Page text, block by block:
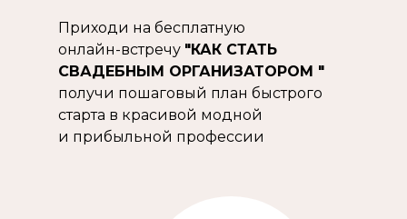
Приходи на бесплатную
онлайн-встречу "КАК СТАТЬ
СВАДЕБНЫМ ОРГАНИЗАТОРОМ "
получи пошаговый план быстрого
старта в красивой модной
и прибыльной профессии